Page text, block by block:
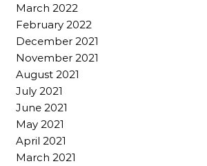
March 2022
February 2022
December 2021
November 2021
August 2021
July 2021
June 2021
May 2021
April 2021
March 2021